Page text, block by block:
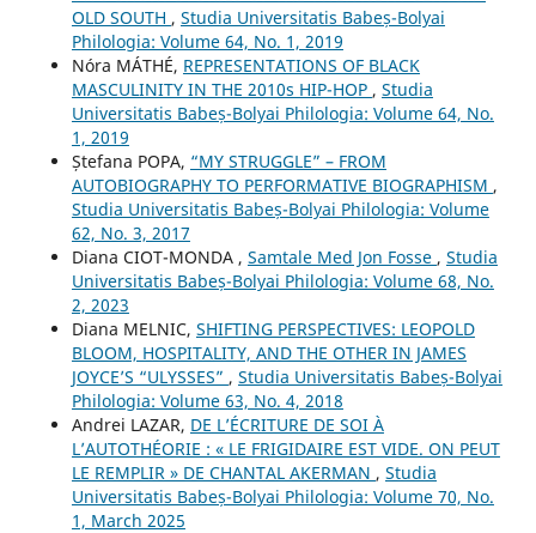
OLD SOUTH , Studia Universitatis Babeș-Bolyai
Philologia: Volume 64, No. 1, 2019
Nóra MÁTHÉ, REPRESENTATIONS OF BLACK
MASCULINITY IN THE 2010s HIP-HOP , Studia
Universitatis Babeș-Bolyai Philologia: Volume 64, No.
1, 2019
Ștefana POPA, “MY STRUGGLE” – FROM
AUTOBIOGRAPHY TO PERFORMATIVE BIOGRAPHISM ,
Studia Universitatis Babeș-Bolyai Philologia: Volume
62, No. 3, 2017
Diana CIOT-MONDA , Samtale Med Jon Fosse , Studia
Universitatis Babeș-Bolyai Philologia: Volume 68, No.
2, 2023
Diana MELNIC, SHIFTING PERSPECTIVES: LEOPOLD
BLOOM, HOSPITALITY, AND THE OTHER IN JAMES
JOYCE’S “ULYSSES” , Studia Universitatis Babeș-Bolyai
Philologia: Volume 63, No. 4, 2018
Andrei LAZAR, DE L’ÉCRITURE DE SOI À
L’AUTOTHÉORIE : « LE FRIGIDAIRE EST VIDE. ON PEUT
LE REMPLIR » DE CHANTAL AKERMAN , Studia
Universitatis Babeș-Bolyai Philologia: Volume 70, No.
1, March 2025